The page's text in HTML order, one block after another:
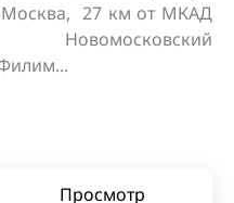
Москва,  27 км от МКАД
Просмотр